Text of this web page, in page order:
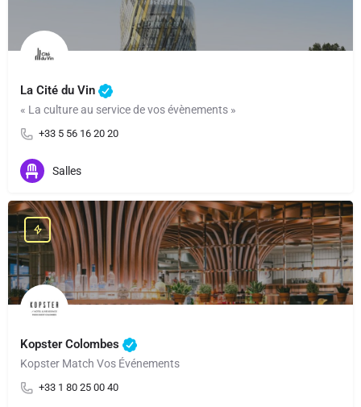
La Cité du Vin
« La culture au service de vos évènements »
+33 5 56 16 20 20
Salles
Kopster Colombes
Kopster Match Vos Événements
+33 1 80 25 00 40